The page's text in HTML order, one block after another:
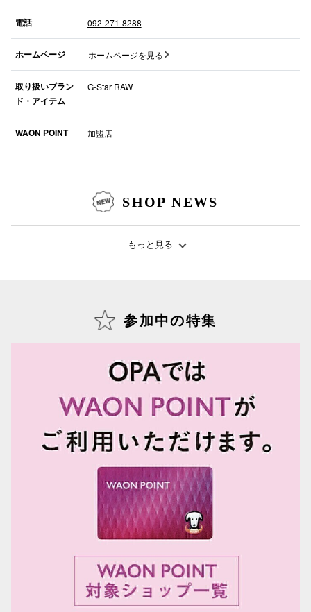
電話 092-271-8288
ホームページ ホームページを見る
取り扱いブラン
ド・アイテム
G-Star RAW
WAON POINT 加盟店
SHOP NEWS
もっと見る
参加中の特集
キャナルシ